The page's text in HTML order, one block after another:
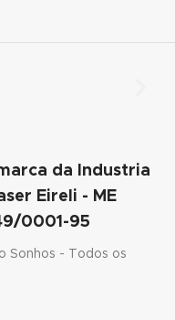
da Industria
Eireli - ME
0001-95
Sonhos - Todos os